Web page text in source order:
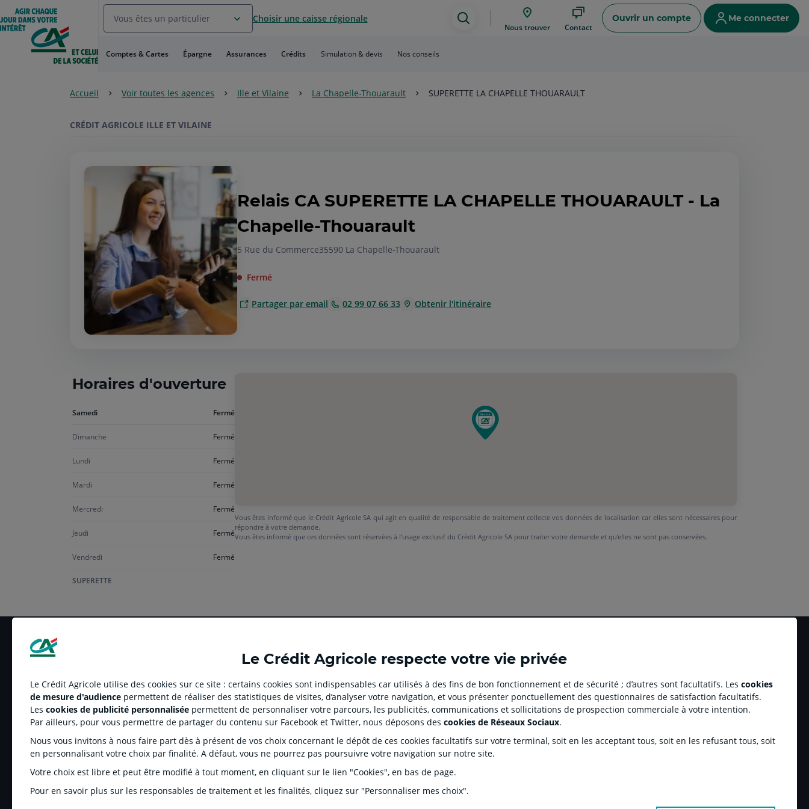
Le Crédit Agricole respecte votre vie privée
Le Crédit Agricole utilise des cookies sur ce site : certains cookies sont indispensables car utilisés à des fins de bon fonctionnement et de sécurité ; d’autres sont facultatifs. Les cookies
de mesure d'audience permettent de réaliser des statistiques de visites, d’analyser votre navigation, et vous présenter ponctuellement des questionnaires de satisfaction facultatifs.
Les cookies de publicité personnalisée permettent de personnaliser votre parcours, les publicités, communications et sollicitations de prospection commerciale à votre intention.
Par ailleurs, pour vous permettre de partager du contenu sur Facebook et Twitter, nous déposons des cookies de Réseaux Sociaux.
Nous vous invitons à nous faire part dès à présent de vos choix concernant le dépôt de ces cookies facultatifs sur votre terminal, soit en les acceptant tous, soit en les refusant tous, soit
en personnalisant votre choix par finalité. A défaut, vous ne pourrez pas poursuivre votre navigation sur notre site.
Votre choix est libre et peut être modifié à tout moment, en cliquant sur le lien "Cookies", en bas de page.
Pour en savoir plus sur les responsables de traitement et les finalités, cliquez sur "Personnaliser mes choix".
Aller
au
Menu
Aller au
Contenu
Vous êtes un particulier Choisir une caisse régionale
Assistance
Nous trouver Contact
Ouvrir un compte Me connecter
Comptes & Cartes Épargne Assurances Crédits Simulation & devis Nos conseils
Accueil Voir toutes les agences Ille et Vilaine La Chapelle-Thouarault SUPERETTE LA CHAPELLE THOUARAULT
CRÉDIT AGRICOLE ILLE ET VILAINE
Relais CA SUPERETTE LA CHAPELLE THOUARAULT - La
Chapelle-Thouarault
5 Rue du Commerce35590 La Chapelle-Thouarault
Fermé
Partager par email 02 99 07 66 33 Obtenir l'itinéraire
Horaires d'ouverture
SamediAujourd'hui
Fermé
Dimanche Fermé
Lundi Fermé
Mardi Fermé
Mercredi Fermé
Jeudi Fermé
Vendredi Fermé
SUPERETTE
Vous êtes informé que le Crédit Agricole SA qui agit en qualité de responsable de traitement collecte vos données de localisation car elles sont nécessaires pour
répondre à votre demande.
Vous êtes informé que ces données sont réservées à l’usage exclusif du Crédit Agricole SA pour traiter votre demande et qu’elles ne sont pas conservées.
Ouvert
dans
un
nouvel
onglet
:
aller
sur
la
page
facebook
dans
un
nouvel
onglet
:
Aller
sur
la
page
instagram
Ouvert
dans
un
nouvel
onglet
:
aller
sur
la
page
youtube
Ouvert
dans
un
nouvel
onglet
:
aller
sur
page
twitter
Ouvert
dans
un
nouvel
onglet
:
Aller
sur
LE CREDIT AGRICOLE
Banque coopérative
Charte éthique
Groupe Crédit Agricole
Recrutement
RELATION BANQUE CLIENT
Réclamation et médiation
Informations réglementaires
Fonds de Garantie des Dépôts et de Résolution (FGDR)
Rétractation-Résiliation
SITES SPECIALISES
Prêt immobilier en ligne
Agences immobilières Square
Habitat
Service de télésurveillance
Réseau professionnel Youzful
Partenariats sportifs
Accessibilité numérique du site